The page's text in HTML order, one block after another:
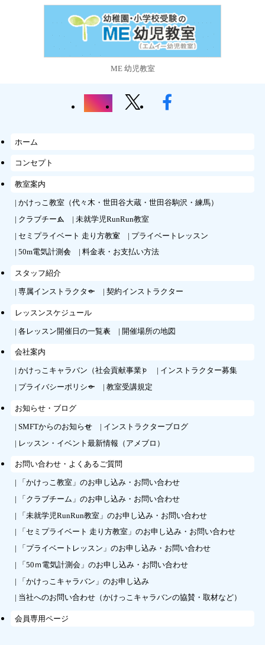
ME 幼児教室
ホーム
コンセプト
教室案内
かけっこ教室（代々木・世田谷大蔵・世田谷駒沢・練馬）
クラブチーム
未就学児RunRun教室
セミプライベート 走り方教室
プライベートレッスン
50m電気計測会
料金表・お支払い方法
スタッフ紹介
専属インストラクター 契約インストラクター
レッスンスケジュール
各レッスン開催日の一覧表 開催場所の地図
会社案内
かけっこキャラバン（社会貢献事業）
インストラクター募集
プライバシーポリシー
教室受講規定
お知らせ・ブログ
SMFTからのお知らせ
インストラクターブログ
レッスン・イベント最新情報（アメブロ）
お問い合わせ・よくあるご質問
「かけっこ教室」のお申し込み・お問い合わせ
「クラブチーム」のお申し込み・お問い合わせ
「未就学児RunRun教室」のお申し込み・お問い合わせ
「セミプライベート 走り方教室」のお申し込み・お問い合わせ
「プライベートレッスン」のお申し込み・お問い合わせ
「50ｍ電気計測会」のお申し込み・お問い合わせ
「かけっこキャラバン」のお申し込み
当社へのお問い合わせ（かけっこキャラバンの協賛・取材など）
会員専用ページ